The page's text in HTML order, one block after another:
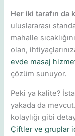
Her iki tarafın da
uluslararası
mahalle
olan,
evde masaj
çözüm sunuyor.
Peki ya kalite?
yakada da
kolaylığı gibi
Çiftler ve gruplar